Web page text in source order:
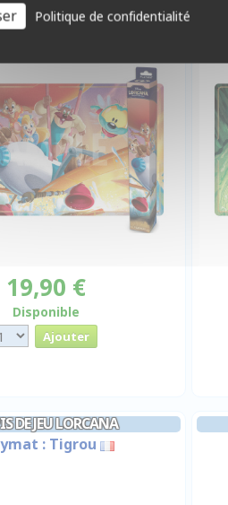
19,90 €
Disponible
DE JEU LORCANA
: Tigrou
Politique de confidentialité